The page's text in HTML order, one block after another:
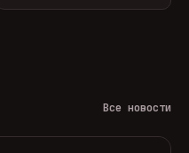
Все новости